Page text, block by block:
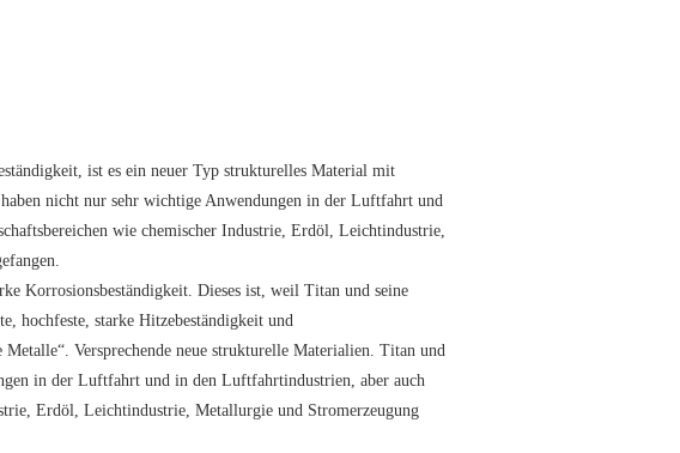
ist es ein neuer Typ strukturelles Material mit
nicht nur sehr wichtige Anwendungen in der Luftfahrt und
wie chemischer Industrie, Erdöl, Leichtindustrie,
Korrosionsbeständigkeit. Dieses ist, weil Titan und seine
hochfeste, starke Hitzebeständigkeit und
Versprechende neue strukturelle Materialien. Titan und
in der Luftfahrt und in den Luftfahrtindustrien, aber auch
Erdöl, Leichtindustrie, Metallurgie und Stromerzeugung